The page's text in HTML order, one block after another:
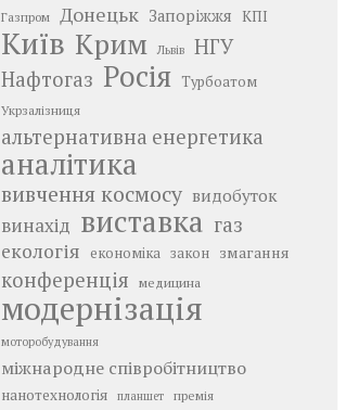
Газпром Донецьк Запоріжжя КПІ
Київ Крим Львів
НГУ
Нафтогаз Росія Турбоатом
Укрзалізниця
альтернативна енергетика
аналітика
вивчення космосу видобуток
винахід виставка газ
екологія економіка закон змагання
конференція медицина
модернізація
моторобудування
міжнародне співробітництво
нанотехнологія планшет премія